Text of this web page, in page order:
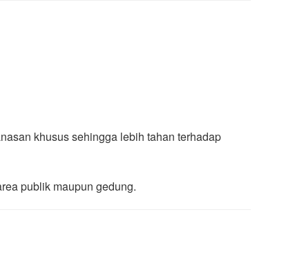
khusus sehingga lebih tahan terhadap
publik maupun gedung.